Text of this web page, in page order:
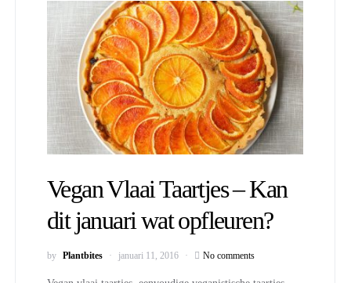
Vegan Vlaai Taartjes – Kan
dit januari wat opfleuren?
by Plantbites januari 11, 2016 No comments